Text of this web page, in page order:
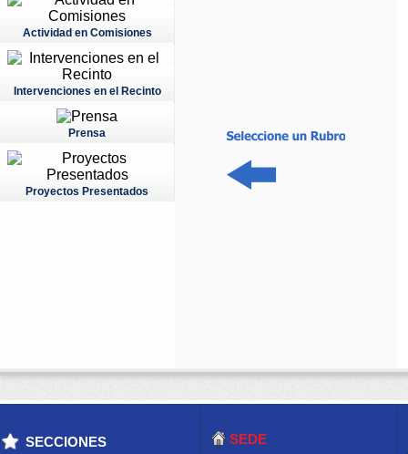
Actividad en Comisiones
Intervenciones en el Recinto
Prensa
Proyectos Presentados
SECCIONES SEDE